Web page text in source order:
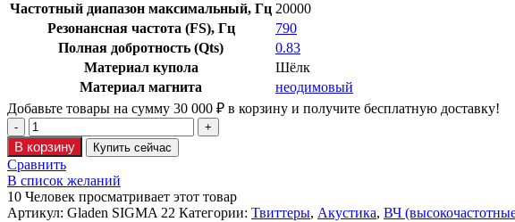
Частотный диапазон максимальный, Гц 20000
Резонансная частота (FS), Гц
790
Полная добротность (Qts)
0.83
Материал купола
Шёлк
Материал магнита
неодимовый
Добавьте товары на сумму 30 000 ₽ в корзину и получите бесплатную доставку!
В корзину Купить сейчас
Сравнить
В список желаний
10 Человек просматривает этот товар
Артикул: Gladen SIGMA 22 Категории: Твиттеры, Акустика, ВЧ